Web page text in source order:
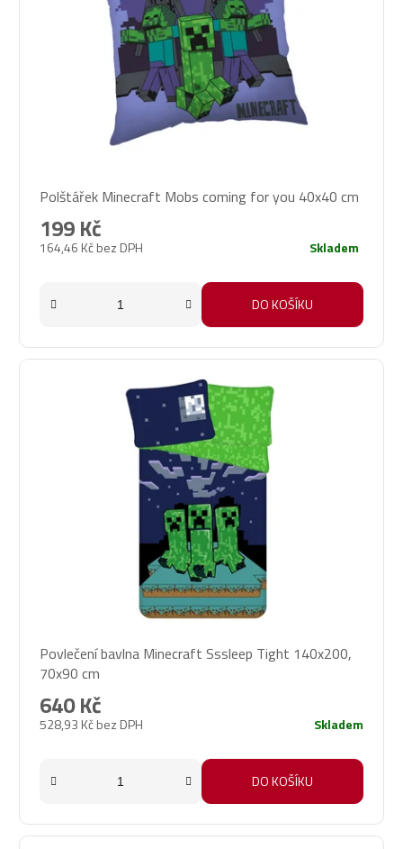
Polštářek Minecraft Mobs coming for you 40x40 cm
164,46 Kč bez DPH
199 Kč
Skladem
DO KOŠÍKU
Povlečení bavlna Minecraft Sssleep Tight 140x200,
70x90 cm
528,93 Kč bez DPH
640 Kč
Skladem
DO KOŠÍKU